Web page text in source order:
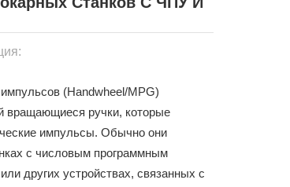
(Handwheel/MPG)
вращающиеся ручки, которые
импульсы. Обычно они
с числовым программным
других устройствах, связанных с